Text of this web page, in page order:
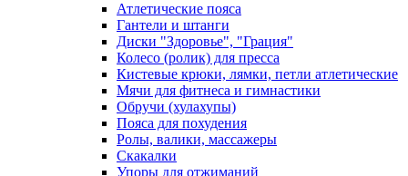
Атлетические пояса
Гантели и штанги
Диски "Здоровье", "Грация"
Колесо (ролик) для пресса
Кистевые крюки, лямки, петли атлетические
Мячи для фитнеса и гимнастики
Обручи (хулахупы)
Пояса для похудения
Ролы, валики, массажеры
Скакалки
Упоры для отжиманий